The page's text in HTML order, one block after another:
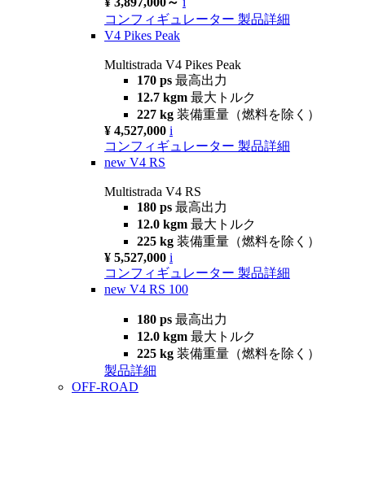
コンフィギュレーター 製品詳細
V4 Pikes Peak
Multistrada V4 Pikes Peak
170 ps 最高出力
12.7 kgm 最大トルク
227 kg 装備重量（燃料を除く）
¥ 4,527,000 i
コンフィギュレーター 製品詳細
new V4 RS
Multistrada V4 RS
180 ps 最高出力
12.0 kgm 最大トルク
225 kg 装備重量（燃料を除く）
¥ 5,527,000 i
コンフィギュレーター 製品詳細
new V4 RS 100
180 ps 最高出力
12.0 kgm 最大トルク
225 kg 装備重量（燃料を除く）
製品詳細
OFF-ROAD